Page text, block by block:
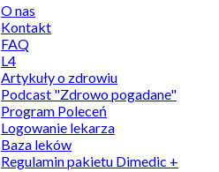
O nas
Kontakt
FAQ
L4
Artykuły o zdrowiu
Podcast "Zdrowo pogadane"
Program Poleceń
Logowanie lekarza
Baza leków
Regulamin pakietu Dimedic +